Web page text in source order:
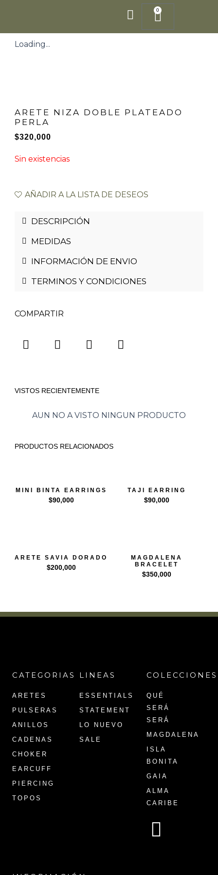
0
Cart
Loading...
ARETE NIZA DOBLE PLATEADO
PERLA
$320,000
Sin existencias
AÑADIR A LA LISTA DE DESEOS
DESCRIPCIÓN
MEDIDAS
INFORMACIÓN DE ENVIO
TERMINOS Y CONDICIONES
COMPARTIR
VISTOS RECIENTEMENTE
AUN NO A VISTO NINGUN PRODUCTO
PRODUCTOS RELACIONADOS
MINI BINTA EARRINGS
$90,000
TAJI EARRING
$90,000
ARETE SAVIA DORADO
$200,000
MAGDALENA
BRACELET
$350,000
CATEGORIAS
ARETES
PULSERAS
ANILLOS
CADENAS
CHOKER
EARCUFF
PIERCING
TOPOS
LINEAS
ESSENTIALS
STATEMENT
LO NUEVO
SALE
COLECCIONES
QUÉ
SERÁ
SERÁ
MAGDALENA
ISLA
BONITA
GAIA
ALMA
CARIBE